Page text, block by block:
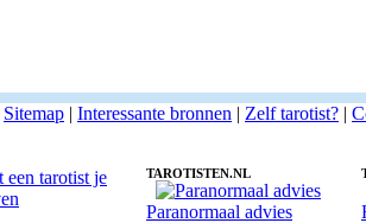
Sitemap | Interessante bronnen | Zelf tarotist? |
TAROTISTEN.NL
Paranormaal advies